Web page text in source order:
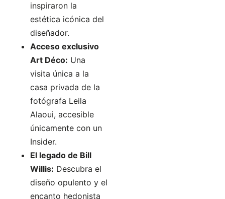
inspiraron la
estética icónica del
diseñador.
Acceso exclusivo
Art Déco: Una
visita única a la
casa privada de la
fotógrafa Leila
Alaoui, accesible
únicamente con un
Insider.
El legado de Bill
Willis: Descubra el
diseño opulento y el
encanto hedonista